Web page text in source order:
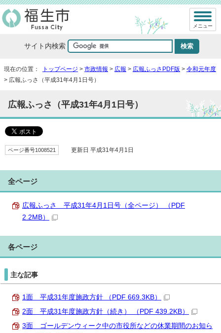
サイト内検索
メニュー
現在の位置： トップページ > 市政情報 > 広報 > 広報ふっさPDF版 > 令和元年度
> 広報ふっさ（平成31年4月1日号）
広報ふっさ（平成31年4月1日号）
ページ番号1008521 更新日 平成31年4月1日
全ページ
広報ふっさ 平成31年4月1日号（全ページ） （PDF
2.2MB）
各ページ
主な記事
1面 平成31年度施政方針 （PDF 669.3KB）
2面 平成31年度施政方針（続き） （PDF 439.2KB）
3面 ゴールデンウィーク中の市役所などの休業期間のお知ら